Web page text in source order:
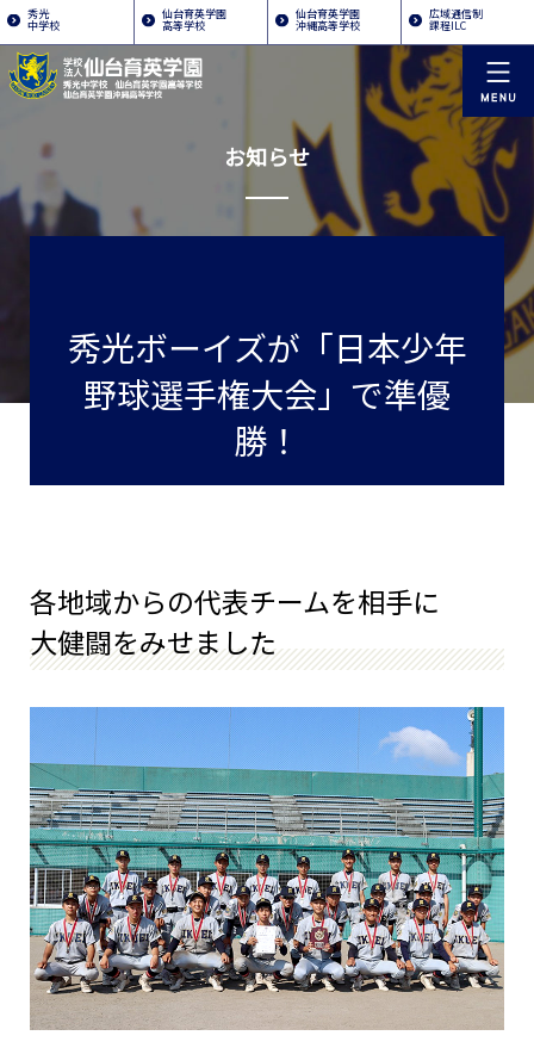
秀光
中学校
仙台育英学園
高等学校
仙台育英学園
沖縄高等学校
広域通信制
課程ILC
お知らせ
秀光ボーイズが「日本少年
野球選手権大会」で準優
勝！
各地域からの代表チームを相手に
大健闘をみせました